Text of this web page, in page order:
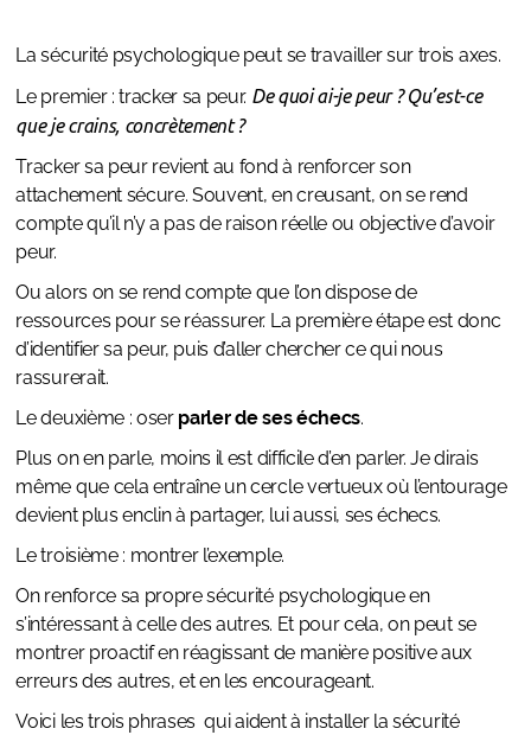
La sécurité psychologique peut se travailler sur trois axes.
Le premier : tracker sa peur. De quoi ai-je peur ? Qu’est-ce
que je crains, concrètement ?
Tracker sa peur revient au fond à renforcer son
attachement sécure. Souvent, en creusant, on se rend
compte qu’il n’y a pas de raison réelle ou objective d’avoir
peur.
Ou alors on se rend compte que l’on dispose de
ressources pour se réassurer. La première étape est donc
d’identifier sa peur, puis d’aller chercher ce qui nous
rassurerait.
Le deuxième : oser parler de ses échecs.
Plus on en parle, moins il est difficile d’en parler. Je dirais
même que cela entraîne un cercle vertueux où l’entourage
devient plus enclin à partager, lui aussi, ses échecs.
Le troisième : montrer l’exemple.
On renforce sa propre sécurité psychologique en
s’intéressant à celle des autres. Et pour cela, on peut se
montrer proactif en réagissant de manière positive aux
erreurs des autres, et en les encourageant.
Voici les trois phrases qui aident à installer la sécurité